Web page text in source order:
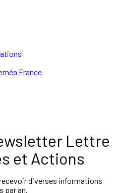
France
Lettre
et Actions
diverses informations
par an.